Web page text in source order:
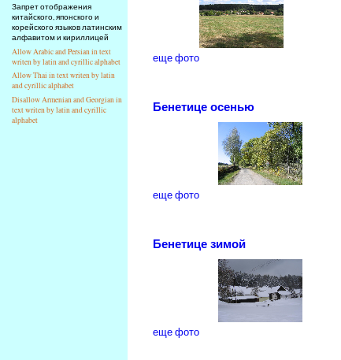
Запрет отображения
китайского, японского и
корейского языков латинским
алфавитом и кириллицей
Allow Arabic and Persian in text
writen by latin and cyrillic alphabet
Allow Thai in text writen by latin
and cyrillic alphabet
Disallow Armenian and Georgian in
text writen by latin and cyrillic
alphabet
еще фото
Бенетице осенью
еще фото
Бенетице зимой
еще фото